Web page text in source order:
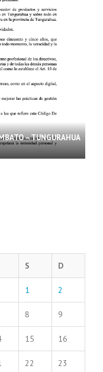
– TUNGURAHUA
S D
1 2
8 9
15 16
22 23